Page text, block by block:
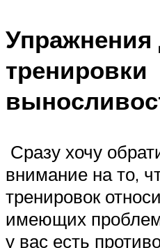
Упражнения
тренировки
Сразу хочу
внимание на то,
тренировок
имеющих
у вас есть